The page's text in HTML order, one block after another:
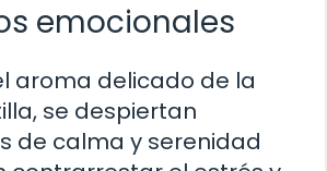
emocionales
aroma delicado de la
se despiertan
de calma y serenidad